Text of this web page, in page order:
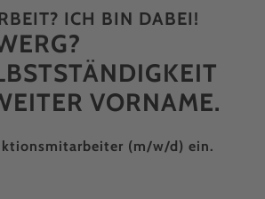
ICH BIN DABEI!
VORNAME.
(m/w/d) ein.